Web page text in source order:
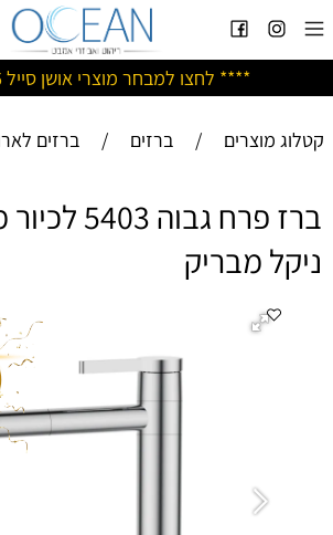
**** לחצו למבחר מוצרי אושן סייל 2026 ****
קטלוג מוצרים / ברזים / ברזים
ברז פרח גבוה
ניקל מבריק